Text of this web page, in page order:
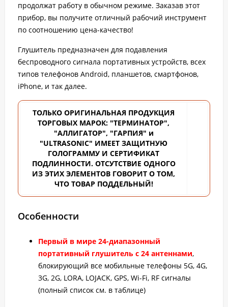
продолжат работу в обычном режиме. Заказав этот
прибор, вы получите отличный рабочий инструмент
по соотношению цена-качество!
Глушитель предназначен для подавления
беспроводного сигнала портативных устройств, всех
типов телефонов Android, планшетов, смартфонов,
iPhone, и так далее.
ТОЛЬКО ОРИГИНАЛЬНАЯ ПРОДУКЦИЯ
ТОРГОВЫХ МАРОК: "ТЕРМИНАТОР",
"АЛЛИГАТОР", "ГАРПИЯ" и
"ULTRASONIC" ИМЕЕТ ЗАЩИТНУЮ
ГОЛОГРАММУ И СЕРТИФИКАТ
ПОДЛИННОСТИ. ОТСУТСТВИЕ ОДНОГО
ИЗ ЭТИХ ЭЛЕМЕНТОВ ГОВОРИТ О ТОМ,
ЧТО ТОВАР ПОДДЕЛЬНЫЙ!
Особенности
Первый в мире 24-диапазонный
портативный глушитель с 24 антеннами,
блокирующий все мобильные телефоны 5G, 4G,
3G, 2G, LORA, LOJACK, GPS, Wi-Fi, RF сигналы
(полный список см. в таблице)